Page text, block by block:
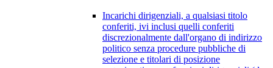
Incarichi dirigenziali, a qualsiasi titolo
conferiti, ivi inclusi quelli conferiti
discrezionalmente dall'organo di indirizzo
politico senza procedure pubbliche di
selezione e titolari di posizione